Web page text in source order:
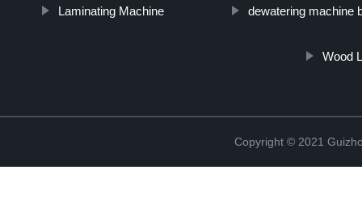
Laminating Machine dewatering machine
Wood
Copyright © 2021